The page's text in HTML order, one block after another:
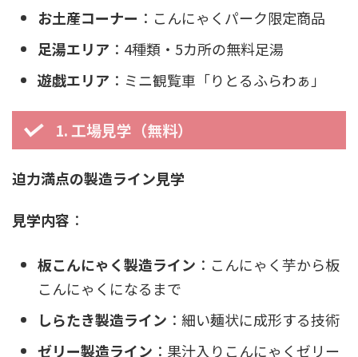
お土産コーナー ：こんにゃくパーク限定商品
足湯エリア ：4種類・5カ所の無料足湯
遊戯エリア ：ミニ観覧車「りとるふらわぁ」
1. 工場見学（無料）
迫力満点の製造ライン見学
見学内容 ：
板こんにゃく製造ライン ：こんにゃく芋から板
こんにゃくになるまで
しらたき製造ライン ：細い麺状に成形する技術
ゼリー製造ライン ：果汁入りこんにゃくゼリー